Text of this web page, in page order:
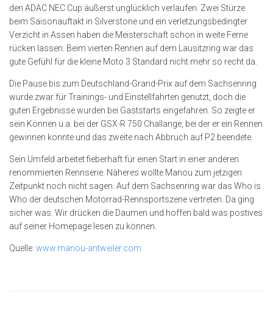
den ADAC NEC Cup äußerst unglücklich verlaufen. Zwei Stürze
beim Saisonauftakt in Silverstone und ein verletzungsbedingter
Verzicht in Assen haben die Meisterschaft schon in weite Ferne
rücken lassen. Beim vierten Rennen auf dem Lausitzring war das
gute Gefühl für die kleine Moto 3 Standard nicht mehr so recht da.
Die Pause bis zum Deutschland-Grand-Prix auf dem Sachsenring
wurde zwar für Trainings- und Einstellfahrten genutzt, doch die
guten Ergebnisse wurden bei Gaststarts eingefahren. So zeigte er
sein Können u.a. bei der GSX-R 750 Challange, bei der er ein Rennen
gewinnen konnte und das zweite nach Abbruch auf P2 beendete.
Sein Umfeld arbeitet fieberhaft für einen Start in einer anderen
renommierten Rennserie. Näheres wollte Manou zum jetzigen
Zeitpunkt noch nicht sagen. Auf dem Sachsenring war das Who is
Who der deutschen Motorrad-Rennsportszene vertreten. Da ging
sicher was. Wir drücken die Daumen und hoffen bald was postives
auf seiner Homepage lesen zu können.
Quelle: www.manou-antweiler.com